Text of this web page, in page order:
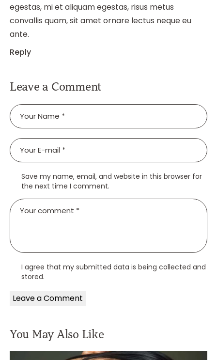
egestas, mi et aliquam egestas, risus metus
convallis quam, sit amet ornare lectus neque eu
ante.
Reply
Leave a Comment
Save my name, email, and website in this browser for
the next time I comment.
I agree that my submitted data is being collected and
stored.
You May Also Like